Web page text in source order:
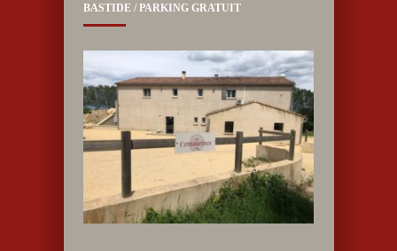
BASTIDE / PARKING GRATUIT